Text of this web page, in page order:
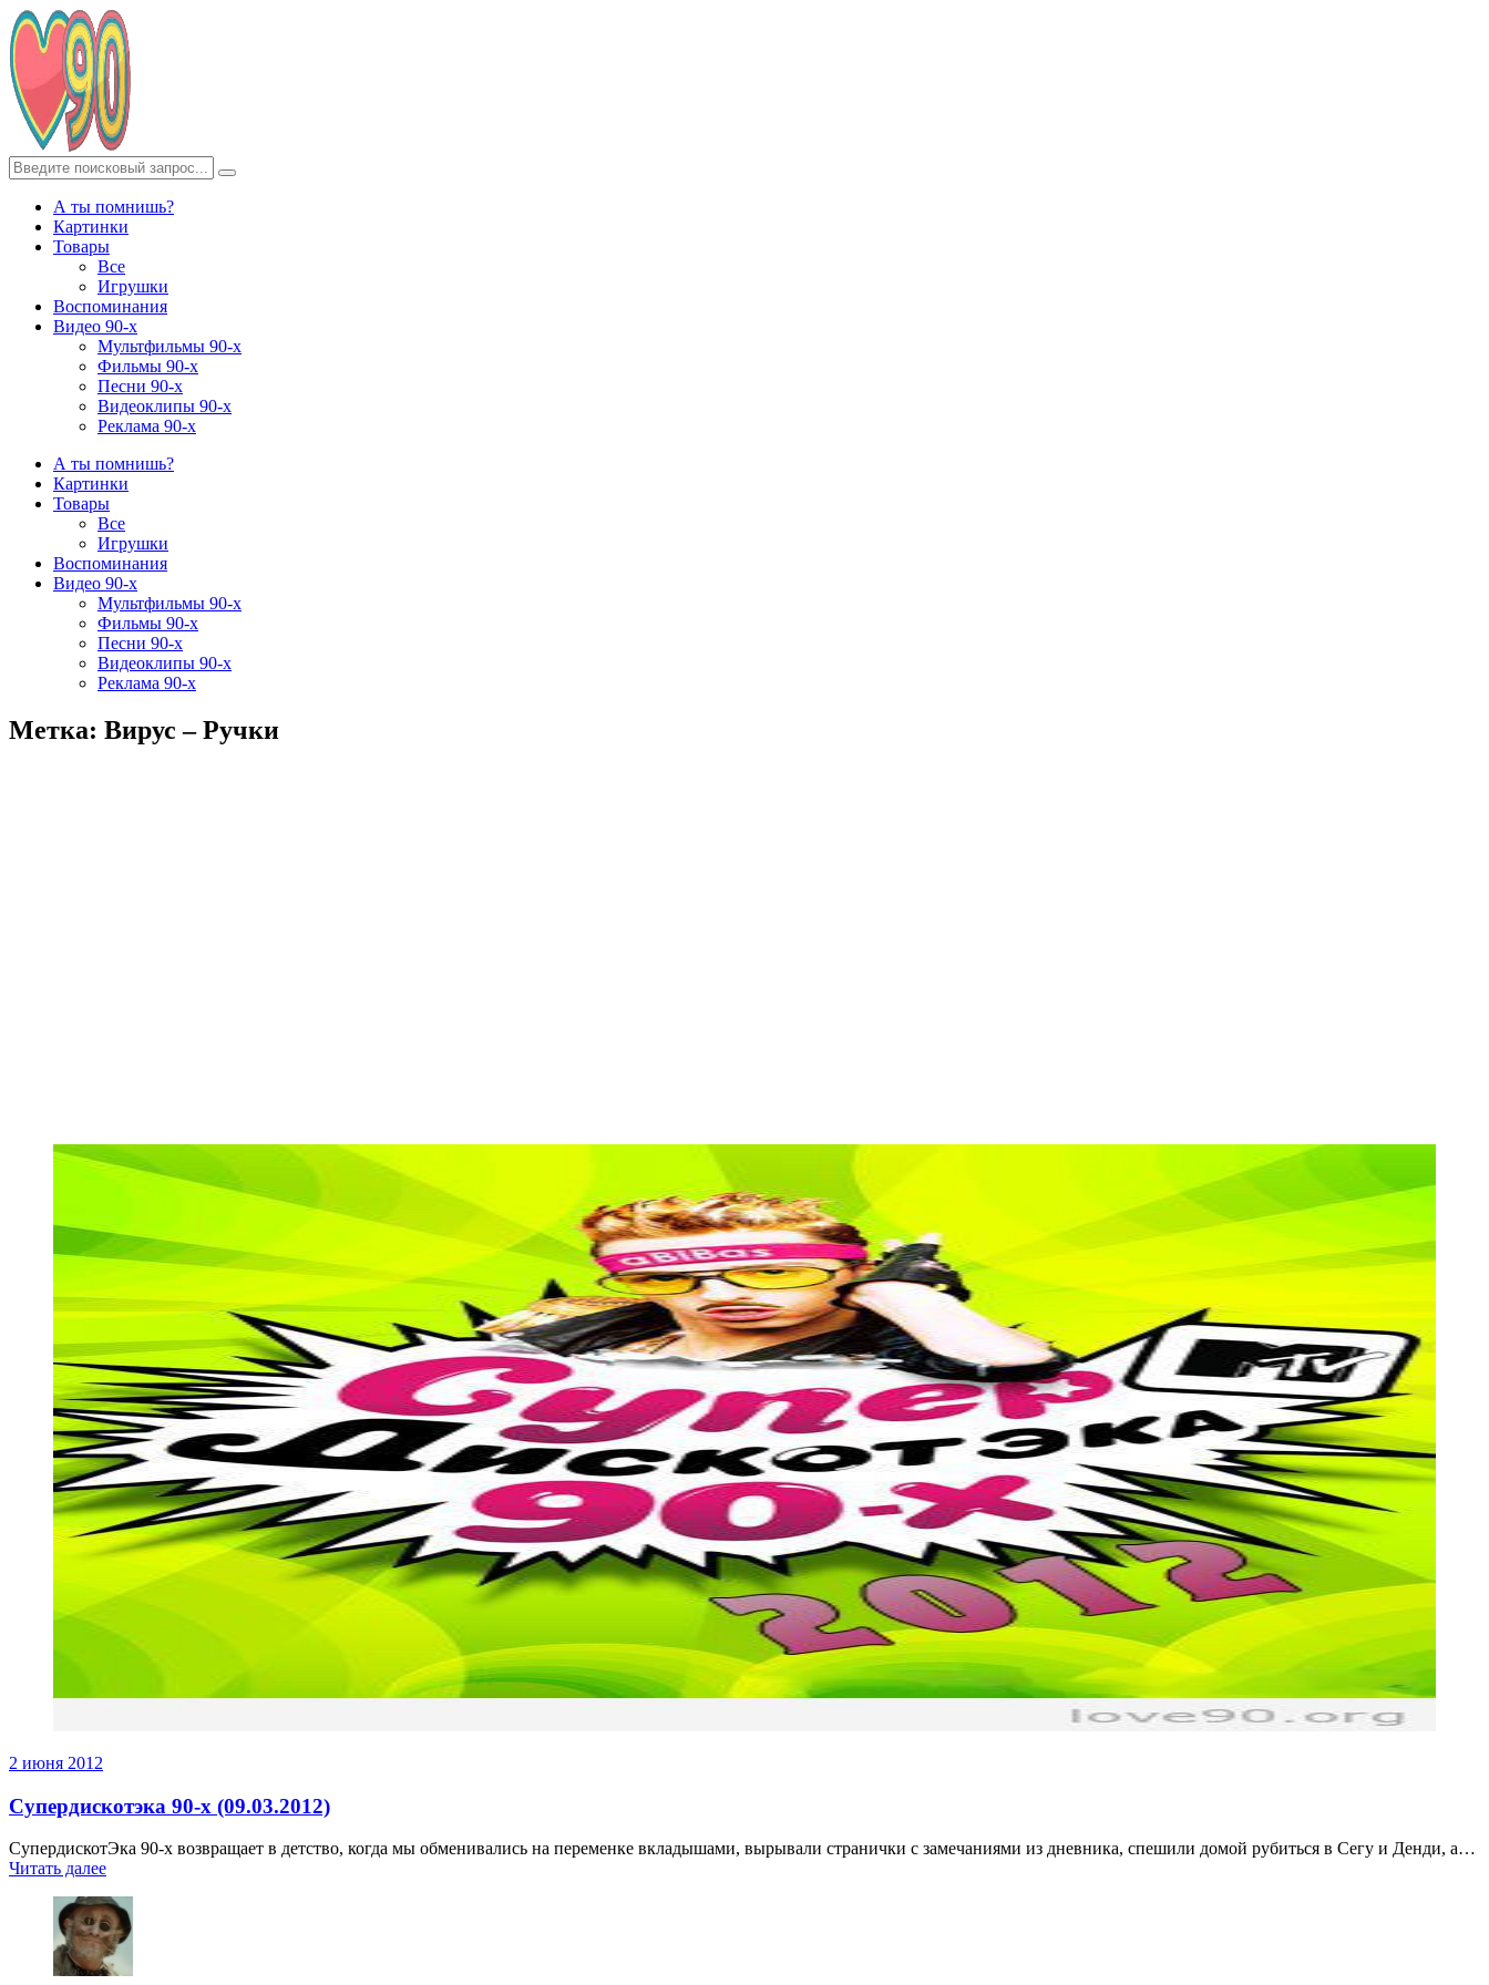
А ты помнишь?
Картинки
Товары
Все
Игрушки
Воспоминания
Видео 90-х
Мультфильмы 90-х
Фильмы 90-х
Песни 90-х
Видеоклипы 90-х
Реклама 90-х
А ты помнишь?
Картинки
Товары
Все
Игрушки
Воспоминания
Видео 90-х
Мультфильмы 90-х
Фильмы 90-х
Песни 90-х
Видеоклипы 90-х
Реклама 90-х
Метка: Вирус – Ручки
2 июня 2012
Супердискотэка 90-х (09.03.2012)
СупердискотЭка 90-х возвращает в детство, когда мы обменивались на переменке вкладышами, вырывали странички с замечаниями из дневника, спешили домой рубиться в Сегу и Денди, а…
Читать далее